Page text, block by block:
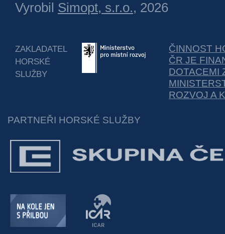
Vyrobil Simopt, s.r.o., 2026
ZAKLADATEL
HORSKÉ
SLUŽBY
ČINNOST
ČR JE
DOTACEMI
ROZVOJ A
PARTNEŘI HORSKÉ SLUŽBY